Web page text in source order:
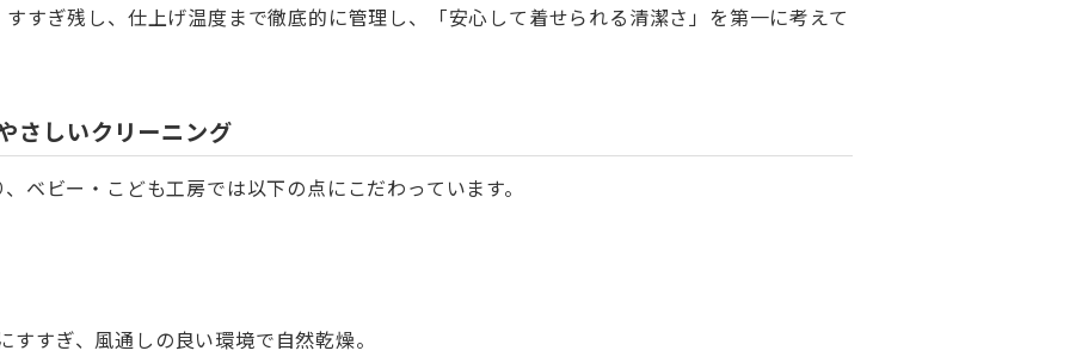
すぎ残し、仕上げ温度まで徹底的に管理し、「安心して着せられる清潔さ」を第一に考えて
さしいクリーニング
ベビー・こども工房では以下の点にこだわっています。
すぎ、風通しの良い環境で自然乾燥。